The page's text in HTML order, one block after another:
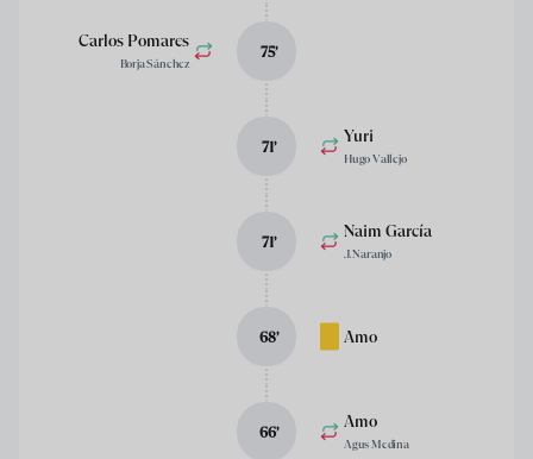
Carlos Pomares
Borja Sánchez
75’
Yuri
Hugo Vallejo
71’
Naim García
J. Naranjo
71’
Amo
68’
Amo
Agus Medina
66’